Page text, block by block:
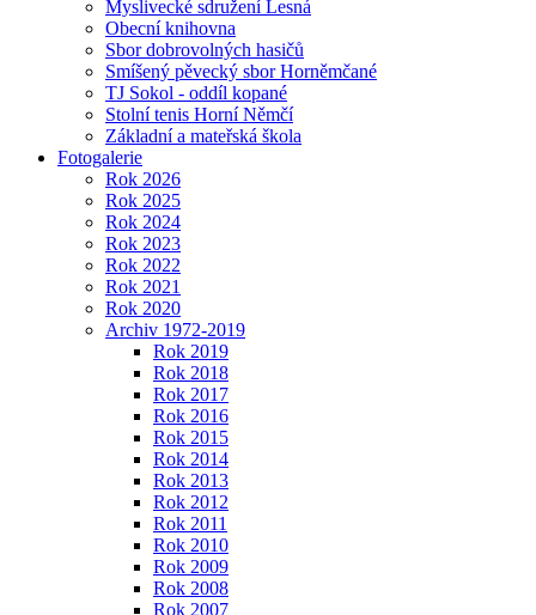
Myslivecké sdružení Lesná
Obecní knihovna
Sbor dobrovolných hasičů
Smíšený pěvecký sbor Horněmčané
TJ Sokol - oddíl kopané
Stolní tenis Horní Němčí
Základní a mateřská škola
Fotogalerie
Rok 2026
Rok 2025
Rok 2024
Rok 2023
Rok 2022
Rok 2021
Rok 2020
Archiv 1972-2019
Rok 2019
Rok 2018
Rok 2017
Rok 2016
Rok 2015
Rok 2014
Rok 2013
Rok 2012
Rok 2011
Rok 2010
Rok 2009
Rok 2008
Rok 2007